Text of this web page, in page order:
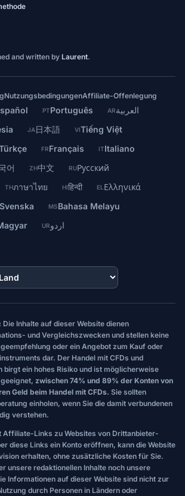
and written by Laurent.
NutzungsbedingungenAffiliate-Offenlegung
PTPortuguês ARالعربية
JA日本語 VITiếng Việt
FRFrançais ITItaliano
어 ZH中文 RUРусский
THภาษาไทย HIहिन्दी EL Ελληνικά
Svenska MSBahasa Melayu
URاردو
Die Inhalte auf dieser Website dienen
und Vergleichszwecken und stellen keine
oder ein Angebot zum Kauf oder
dar. Der Handel mit CFDs und
birgt ein hohes Risiko und ist möglicherweise
zwischen 74% und 89% der Konten von
Geld beim Handel mit CFDs. Sie sollten
einholen, wenn Sie die damit verbundenen
verstehen.
Affiliate-Links zu Websites von Drittanbieter-
diese Links ein Konto eröffnen, kann die Website
erhalten, ohne zusätzliche Kosten für Sie.
unsere redaktionellen Inhalte noch unsere
Informationen auf dieser Website sind nicht zur
durch Personen in Ländern oder